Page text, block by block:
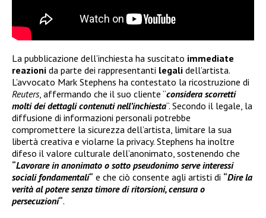
La pubblicazione dell’inchiesta ha suscitato immediate
reazioni da parte dei rappresentanti legali dell’artista.
L’avvocato Mark Stephens ha contestato la ricostruzione di
Reuters, affermando che il suo cliente “considera scorretti
molti dei dettagli contenuti nell’inchiesta“. Secondo il legale, la
diffusione di informazioni personali potrebbe
compromettere la sicurezza dell’artista, limitare la sua
libertà creativa e violarne la privacy. Stephens ha inoltre
difeso il valore culturale dell’anonimato, sostenendo che
“Lavorare in anonimato o sotto pseudonimo serve interessi
sociali fondamentali“ e che ciò consente agli artisti di “Dire la
verità al potere senza timore di ritorsioni, censura o
persecuzioni“.